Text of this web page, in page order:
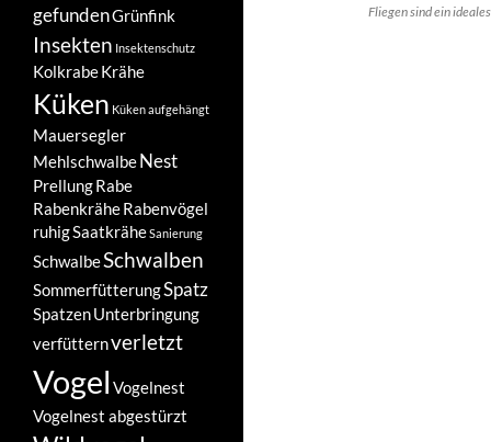
Fliegen sind ein
gefundenGrünfink
Insekten Insektenschutz
KolkrabeKrähe
Küken Küken aufgehängt
Mauersegler
MehlschwalbeNest
PrellungRabe
RabenkräheRabenvögel
ruhigSaatkräheSanierung
SchwalbeSchwalben
SommerfütterungSpatz
SpatzenUnterbringung
verfütternverletzt
Vogel Vogelnest
Vogelnest abgestürzt